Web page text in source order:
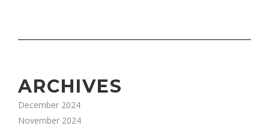
ARCHIVES
December 2024
November 2024